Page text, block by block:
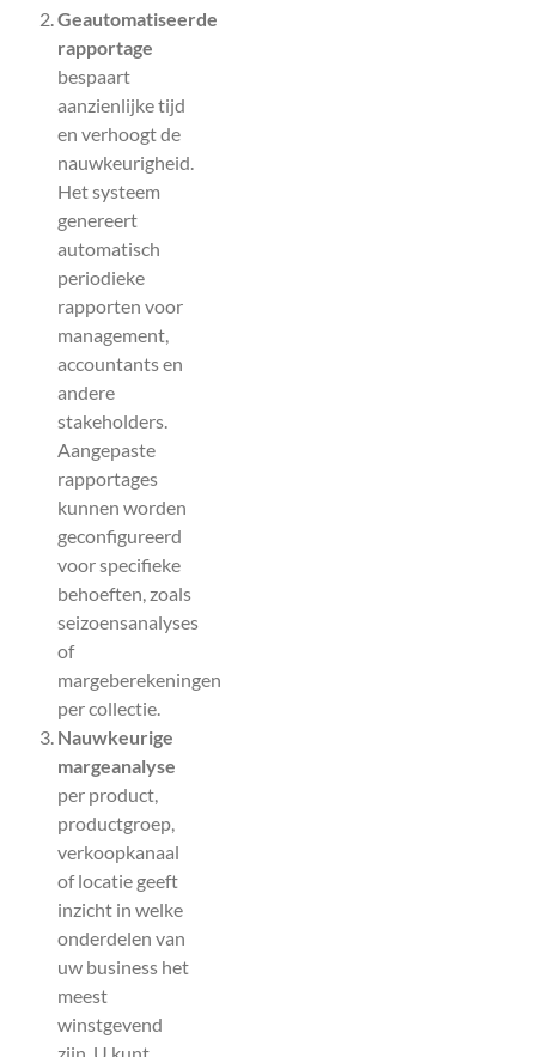
Geautomatiseerde
rapportage
bespaart
aanzienlijke tijd
en verhoogt de
nauwkeurigheid.
Het systeem
genereert
automatisch
periodieke
rapporten voor
management,
accountants en
andere
stakeholders.
Aangepaste
rapportages
kunnen worden
geconfigureerd
voor specifieke
behoeften, zoals
seizoensanalyses
of
margeberekeningen
per collectie.
Nauwkeurige
margeanalyse
per product,
productgroep,
verkoopkanaal
of locatie geeft
inzicht in welke
onderdelen van
uw business het
meest
winstgevend